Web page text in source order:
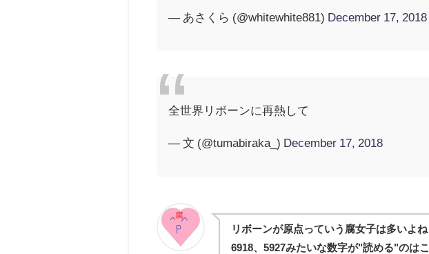
— あさくら (@whitewhite881) December 17, 2018
全世界リボーンに再熱して
— 文 (@tumabiraka_) December 17, 2018
リボーンが原点っていう腐女子は多いよね
6918、5927みたいな数字が"読める"のは